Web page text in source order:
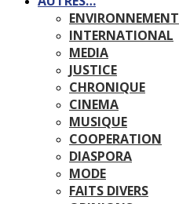
ENVIRONNEMENT
INTERNATIONAL
MEDIA
JUSTICE
CHRONIQUE
CINEMA
MUSIQUE
COOPERATION
DIASPORA
MODE
FAITS DIVERS